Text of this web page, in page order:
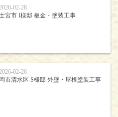
02-28
宮市 I様邸 板金・塗装工事
02-26
市清水区 S様邸 外壁・屋根塗装工事